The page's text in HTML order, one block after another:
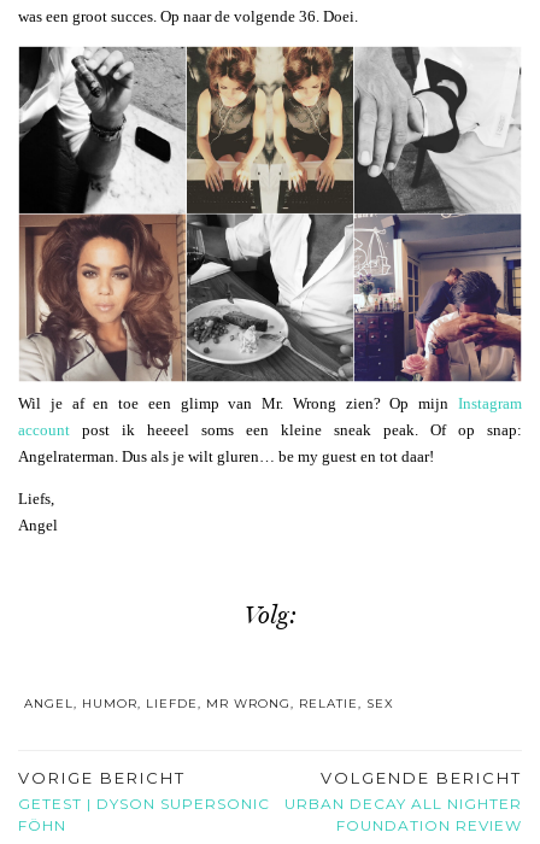
was een groot succes. Op naar de volgende 36. Doei.
Wil je af en toe een glimp van Mr. Wrong zien? Op mijn Instagram
account post ik heeeel soms een kleine sneak peak. Of op snap:
Angelraterman. Dus als je wilt gluren… be my guest en tot daar!
Liefs,
Angel
Volg:
ANGEL, HUMOR, LIEFDE, MR WRONG, RELATIE, SEX
VORIGE BERICHT
GETEST | DYSON SUPERSONIC
FÖHN
VOLGENDE BERICHT
URBAN DECAY ALL NIGHTER
FOUNDATION REVIEW